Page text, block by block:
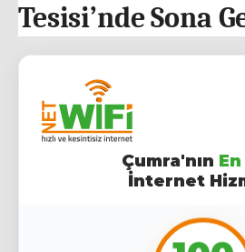
Tesisi’nde Sona
Çumra'nın En
İnternet